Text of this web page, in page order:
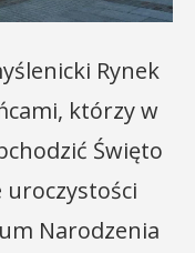
Rynek
którzy w
Święto
uroczystości
Narodzenia